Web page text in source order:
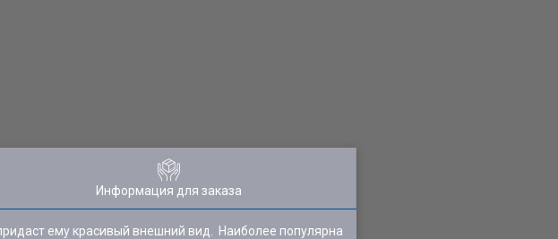
Информация для заказа
ему красивый внешний вид. Наиболее популярна